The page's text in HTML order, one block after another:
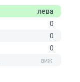
лева
0
0
0